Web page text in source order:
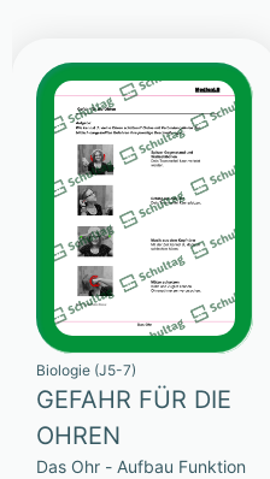
Biologie (J5-7)
GEFAHR FÜR DIE
OHREN
Das Ohr - Aufbau Funktion